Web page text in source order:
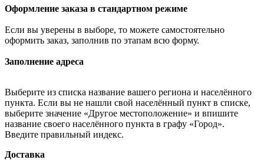
Оформление заказа в стандартном режиме
Если вы уверены в выборе, то можете самостоятельно
оформить заказ, заполнив по этапам всю форму.
Заполнение адреса
Выберите из списка название вашего региона и населённого
пункта. Если вы не нашли свой населённый пункт в списке,
выберите значение «Другое местоположение» и впишите
название своего населённого пункта в графу «Город».
Введите правильный индекс.
Доставка